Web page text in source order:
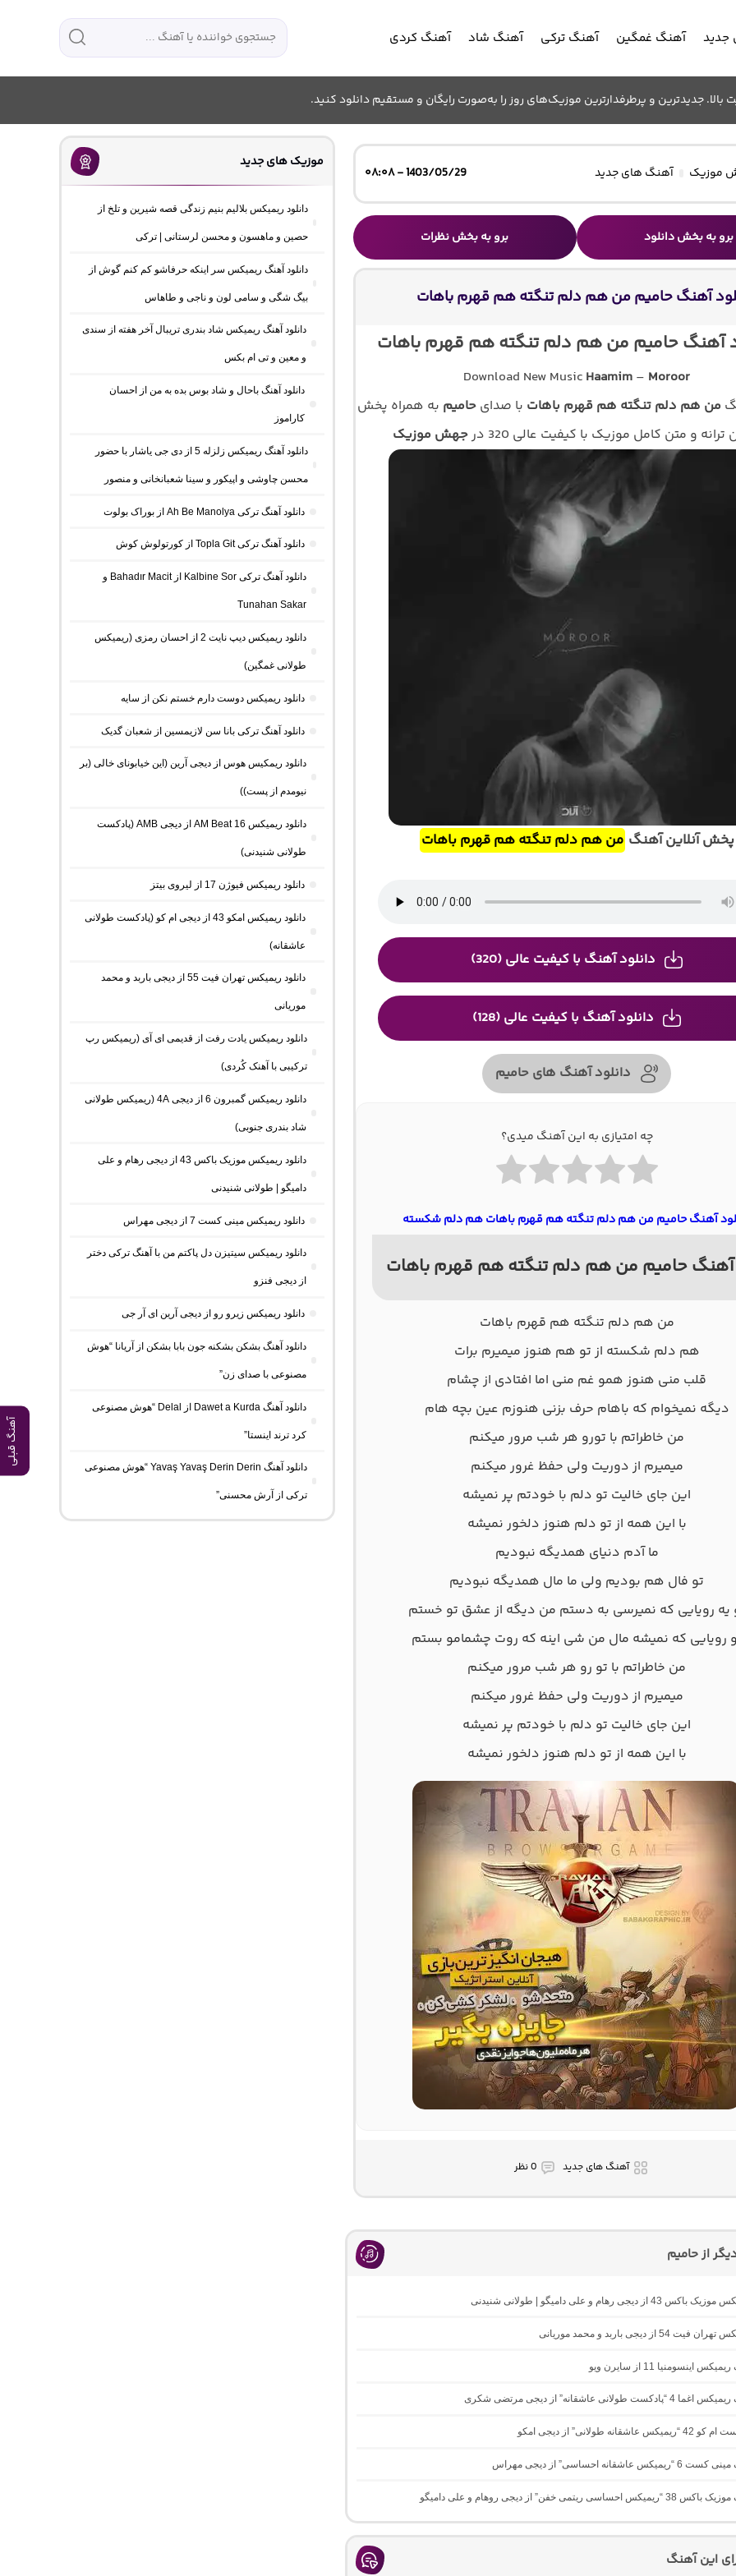
آهنگ قبلی
جدید آهنگ غمگین آهنگ ترکی آهنگ شاد آهنگ کردی
جدیدترین و پرطرفدارترین موزیک‌های روز را به‌صورت رایگان و مستقیم دانلود کنید.
موزیک آهنگ های جدید 1403/05/29 - ۰۸:۰۸
برو به بخش دانلود برو به بخش نظرات
آهنگ حامیم من هم دلم تنگته هم قهرم باهات
آهنگ حامیم من هم دلم تنگته هم قهرم باهات
Download New Music Haamim – Moroor
من هم دلم تنگته هم قهرم باهات با صدای حامیم به همراه پخش
ترانه و متن کامل موزیک با کیفیت عالی 320 در
جهش موزیک
پخش آنلاین آهنگ من هم دلم تنگته هم قهرم باهات
دانلود آهنگ با کیفیت عالی (320)
دانلود آهنگ با کیفیت عالی (128)
دانلود آهنگ های حامیم
چه امتیازی به این آهنگ میدی؟
آهنگ حامیم من هم دلم تنگته هم قهرم باهات هم دلم شکسته
حامیم من هم دلم تنگته هم قهرم باهات
من هم دلم تنگته هم قهرم باهات
هم دلم شکسته از تو هم هنوز میمیرم برات
قلب منی هنوز همو غم منی اما افتادی از چشام
دیگه نمیخوام که باهام حرف بزنی هنوزم عین بچه هام
من خاطراتم با تورو هر شب مرور میکنم
میمیرم از دوریت ولی حفظ غرور میکنم
این جای خالیت تو دلم با خودتم پر نمیشه
با این همه از تو دلم هنوز دلخور نمیشه
ما آدم دنیای همدیگه نبودیم
تو فال هم بودیم ولی ما مال همدیگه نبودیم
یه رویایی که نمیرسی به دستم من دیگه از عشق تو خستم
رویایی که نمیشه مال من شی اینه که روت چشمامو بستم
من خاطراتم با تو رو هر شب مرور میکنم
میمیرم از دوریت ولی حفظ غرور میکنم
این جای خالیت تو دلم با خودتم پر نمیشه
با این همه از تو دلم هنوز دلخور نمیشه
آهنگ های جدید 0 نظر
از حامیم
از دیجی رهام و علی دامیگو | طولانی شنیدنی
54 از دیجی باربد و محمد موریانی
اینسومنیا 11 از سایرن ویو
طولانی عاشقانه” از دیجی مرتضی شکری
طولانی” از دیجی امکو
عاشقانه احساسی” از دیجی مهراس
ریتمی خفن” از دیجی روهام و علی دامیگو
این آهنگ
موزیک های جدید
دانلود ریمیکس بلالیم بنیم زندگی قصه شیرین و تلخ از
حصین و ماهسون و محسن لرستانی | ترکی
دانلود آهنگ ریمیکس سر اینکه حرفاشو کم کنم گوش از
بیگ شگی و سامی لون و ناجی و طاهاس
دانلود آهنگ ریمیکس شاد بندری تریبال آخر هفته از سندی
و معین و تی ام بکس
دانلود آهنگ باحال و شاد بوس بده به من از احسان
کاراموز
دانلود آهنگ ریمیکس زلزله 5 از دی جی یاشار با حضور
محسن چاوشی و اپیکور و سینا شعبانخانی و منصور
دانلود آهنگ ترکی Ah Be Manolya از بوراک بولوت
دانلود آهنگ ترکی Topla Git از کورتولوش کوش
دانلود آهنگ ترکی Kalbine Sor از Bahadır Macit و
Tunahan Sakar
دانلود ریمیکس دیپ نایت 2 از احسان رمزی (ریمیکس
طولانی غمگین)
دانلود ریمیکس دوست دارم خستم نکن از سایه
دانلود آهنگ ترکی بانا سن لازیمسین از شعبان گدیک
دانلود ریمکیس هوس از دیجی آرین (این خیابونای خالی (بر
نیومدم از پست))
دانلود ریمیکس AM Beat 16 از دیجی AMB (پادکست
طولانی شنیدنی)
دانلود ریمیکس فیوژن 17 از لیروی بیتز
دانلود ریمیکس امکو 43 از دیجی ام کو (پادکست طولانی
عاشقانه)
دانلود ریمیکس تهران فیت 55 از دیجی باربد و محمد
موریانی
دانلود ریمیکس یادت رفت از قدیمی ای آی (ریمیکس رپ
ترکیبی با آهنک کُردی)
دانلود ریمیکس گمبرون 6 از دیجی 4A (ریمیکس طولانی
شاد بندری جنوبی)
دانلود ریمیکس موزیک باکس 43 از دیجی رهام و علی
دامیگو | طولانی شنیدنی
دانلود ریمیکس مینی کست 7 از دیجی مهراس
دانلود ریمیکس سیتیزن دل پاکتم من با آهنگ ترکی دختر
از دیجی فنزو
دانلود ریمیکس زیرو رو از دیجی آرین ای آر جی
دانلود آهنگ بشکن بشکنه جون بابا بشکن از آریانا “هوش
مصنوعی با صدای زن”
دانلود آهنگ Dawet a Kurda از Delal “هوش مصنوعی
کرد ترند اینستا”
دانلود آهنگ Yavaş Yavaş Derin Derin “هوش مصنوعی
ترکی از آرش محسنی”